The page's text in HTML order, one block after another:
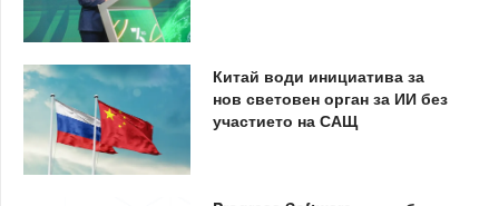
Китай води инициатива за
нов световен орган за ИИ без
участието на САЩ